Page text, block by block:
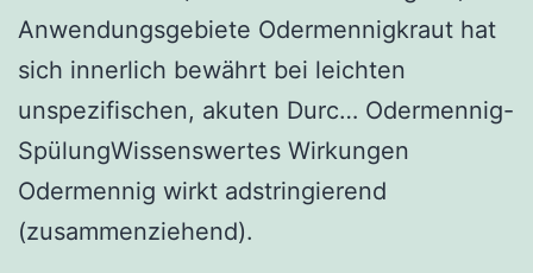
Anwendungsgebiete Odermennigkraut hat
sich innerlich bewährt bei leichten
unspezifischen, akuten Durc… Odermennig-
SpülungWissenswertes Wirkungen
Odermennig wirkt adstringierend
(zusammenziehend).